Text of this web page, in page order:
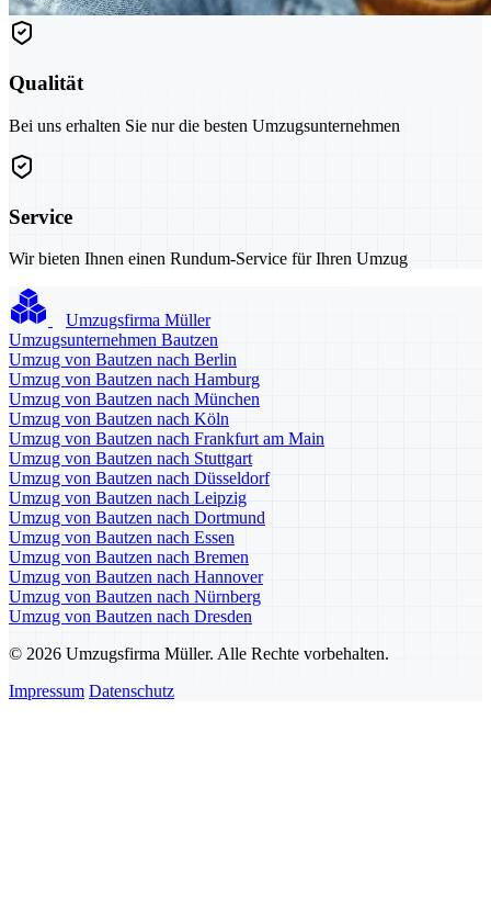
Qualität
Bei uns erhalten Sie nur die besten Umzugsunternehmen
Service
Wir bieten Ihnen einen Rundum-Service für Ihren Umzug
Umzugsfirma Müller
Umzugsunternehmen Bautzen
Umzug von Bautzen nach Berlin
Umzug von Bautzen nach Hamburg
Umzug von Bautzen nach München
Umzug von Bautzen nach Köln
Umzug von Bautzen nach Frankfurt am Main
Umzug von Bautzen nach Stuttgart
Umzug von Bautzen nach Düsseldorf
Umzug von Bautzen nach Leipzig
Umzug von Bautzen nach Dortmund
Umzug von Bautzen nach Essen
Umzug von Bautzen nach Bremen
Umzug von Bautzen nach Hannover
Umzug von Bautzen nach Nürnberg
Umzug von Bautzen nach Dresden
© 2026 Umzugsfirma Müller. Alle Rechte vorbehalten.
Impressum Datenschutz